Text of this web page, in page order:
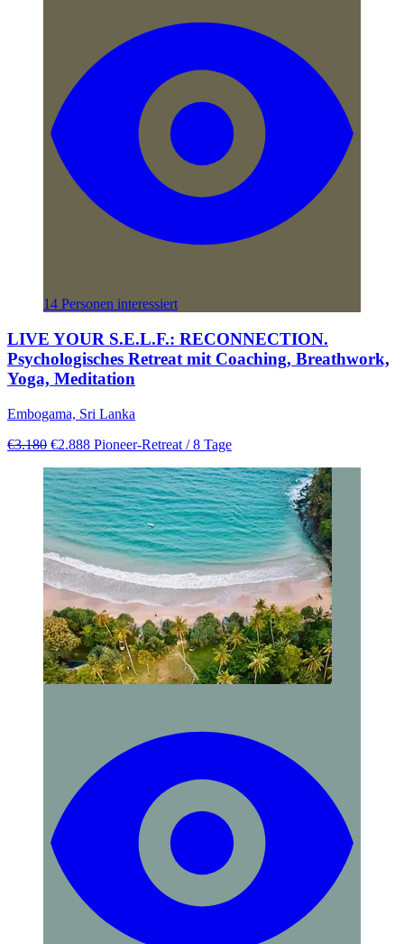
14 Personen interessiert
LIVE YOUR S.E.L.F.: RECONNECTION.
Psychologisches Retreat mit Coaching, Breathwork,
Yoga, Meditation
Embogama, Sri Lanka
€3.180 €2.888 Pioneer-Retreat / 8 Tage